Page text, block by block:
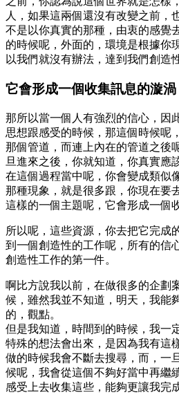
人，如果這兩個還沒有改變之前，
不是以你真實的那種，由衷的感覺
的時候呢，外面的，環境是根據你
以我們就沒有辦法，達到我們創造
它會形成一個收集訊息的漩渦
那所以當一個人有強烈的信心，因
思想跟感受的時候，那這個時候呢
那個管道，而連上內在的管道之後
旦進來之後，你就知道，你真實應
在這個過程當中呢，你會變成類似
那種現象，就是很多跟，你現在要
這樣的一個主題呢，它會形成一個
所以呢，這些資源，你去把它完成
到一個創造性的工作呢，所有的信
創造性工作的第一件。
啊比方說我以前，在做很多的企劃
候，雖然我並不知道，明天，我能
的，觀點。
但是我知道，時間到的時候，我一
特殊的想法會出來，是因為我有這
做的時候我會不斷去搜尋，而，一
候呢，我會從這個不夠好當中再繼
感受上去收集這些，能夠更讓我完